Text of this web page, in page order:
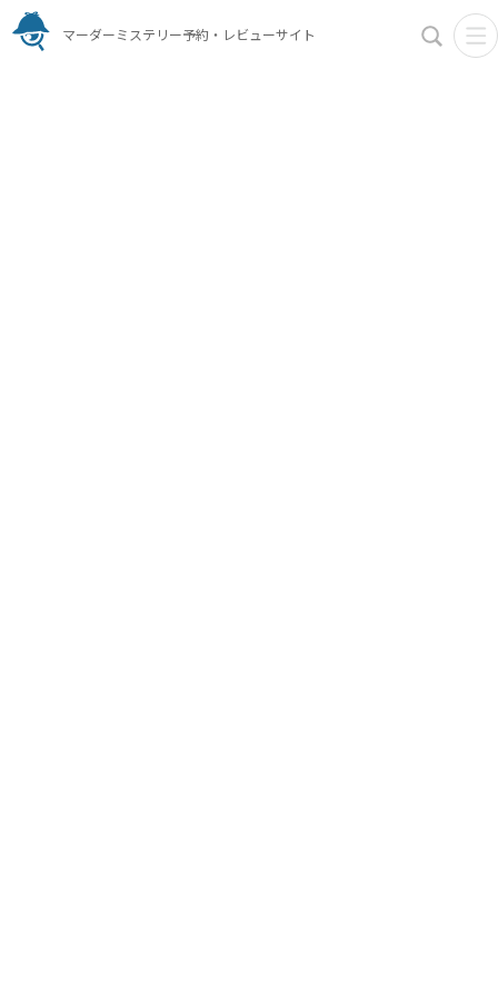
マーダーミステリー予約・レビューサイト